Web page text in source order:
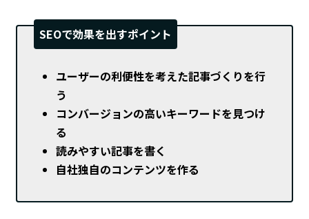
SEOで効果を出すポイント
ユーザーの利便性を考えた記事づくりを行
う
コンバージョンの高いキーワードを見つけ
る
読みやすい記事を書く
自社独自のコンテンツを作る